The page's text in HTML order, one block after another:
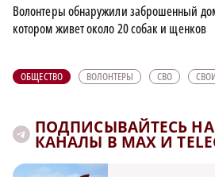
Волонтеры обнаружили заброшенный
котором живет около 20 собак и щенков
ОБЩЕСТВО ВОЛОНТЕРЫ СВО
ПОДПИСЫВАЙТЕСЬ
КАНАЛЫ В MAX И